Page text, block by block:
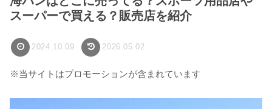
スーパーで買える？販売店を紹介
2024.10.09 2026.05.02
※当サイトはプロモーションが含まれています